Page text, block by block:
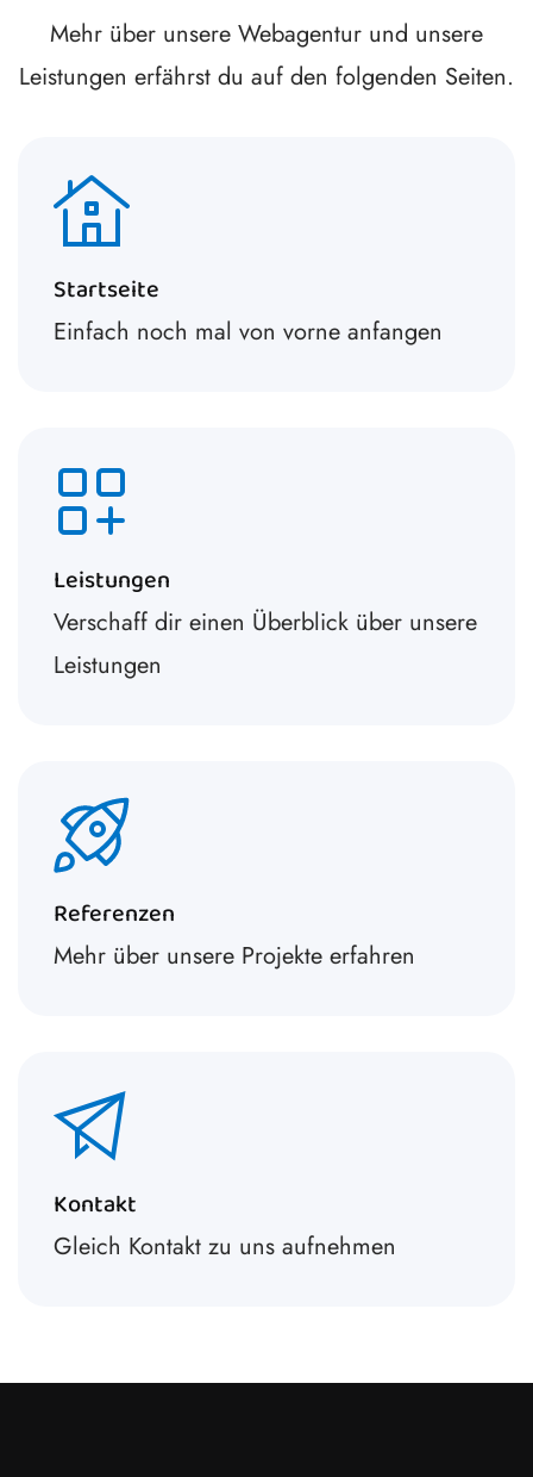
Mehr über unsere Webagentur und unsere
Leistungen erfährst du auf den folgenden Seiten.
Startseite
Einfach noch mal von vorne anfangen
Leistungen
Verschaff dir einen Überblick über unsere
Leistungen
Referenzen
Mehr über unsere Projekte erfahren
Kontakt
Gleich Kontakt zu uns aufnehmen